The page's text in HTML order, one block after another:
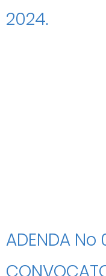
2024.
ADENDA No